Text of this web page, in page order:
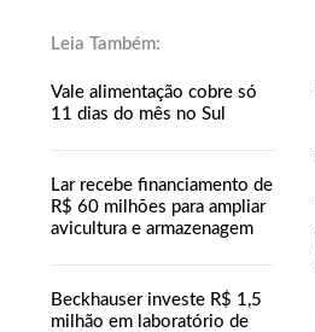
Vale alimentação cobre só
11 dias do mês no Sul
Lar recebe financiamento de
R$ 60 milhões para ampliar
avicultura e armazenagem
Beckhauser investe R$ 1,5
milhão em laboratório de